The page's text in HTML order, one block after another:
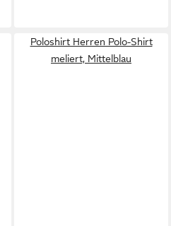
Poloshirt Herren Polo-Shirt
meliert, Mittelblau